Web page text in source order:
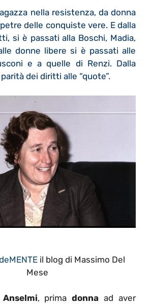
nella resistenza, da donna
delle conquiste vere. E dalla
si è passati alla Boschi, Madia,
donne libere si è passati alle
e a quelle di Renzi. Dalla
dei diritti alle “quote”.
il blog di Massimo Del
Mese
, primadonna ad aver